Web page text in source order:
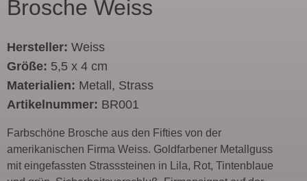
Brosche Weiss
Hersteller: Weiss
Größe: 5,5 x 4 cm
Materialien: Metall, Strass
Artikelnummer: BR001
Farbschöne Brosche aus den Fifties von der
amerikanischen Firma Weiss. Goldfarbener Metallguss
mit eingefassten Strasssteinen in Lila, Rot, Tintenblaue